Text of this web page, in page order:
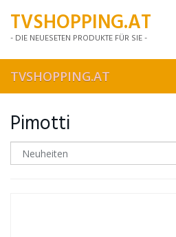
mainTVSHOPPING.AT
- DIE NEUESETEN PRODUKTE FÜR SIE -
TVSHOPPING.AT
Pimotti